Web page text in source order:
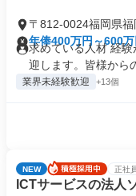
〒812-0024福岡県
年俸400万円～600
求めている人材 経
迎します。皆様から
業界未経験歓迎 +13個
NEW 正社
ICTサービスの法人